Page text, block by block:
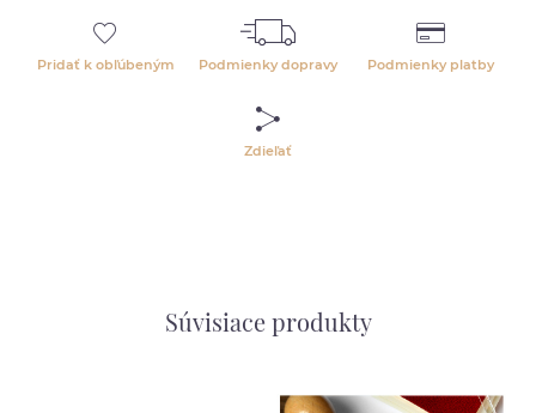
Pridať k obľúbeným Podmienky dopravy Podmienky platby
Zdieľať
Súvisiace produkty